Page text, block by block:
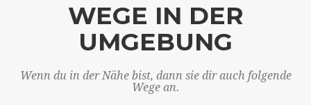
WEGE IN DER
UMGEBUNG
Wenn du in der Nähe bist, dann sie dir auch folgende
Wege an.